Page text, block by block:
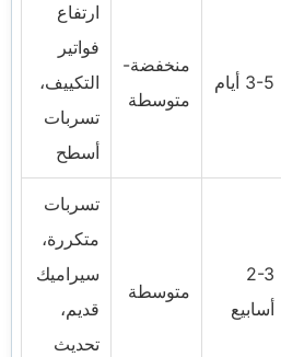
3-5 أيام
منخفضة-
متوسطة
ارتفاع
فواتير
التكييف،
تسربات
أسطح
2-3
أسابيع
متوسطة
تسربات
متكررة،
سيراميك
قديم،
تحديث